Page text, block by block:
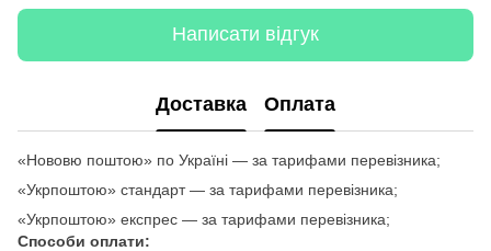
Написати відгук
Доставка Оплата
«Нововю поштою» по Україні — за тарифами перевізника;
«Укрпоштою» стандарт — за тарифами перевізника;
«Укрпоштою» експрес — за тарифами перевізника;
Способи оплати: